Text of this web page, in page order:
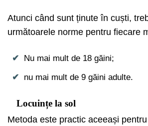
Atunci când sunt ținute în cuști,
următoarele norme pentru fiecare
Nu mai mult de 18 găini;
nu mai mult de 9 găini adulte.
Locuințe la sol
Metoda este practic aceeași